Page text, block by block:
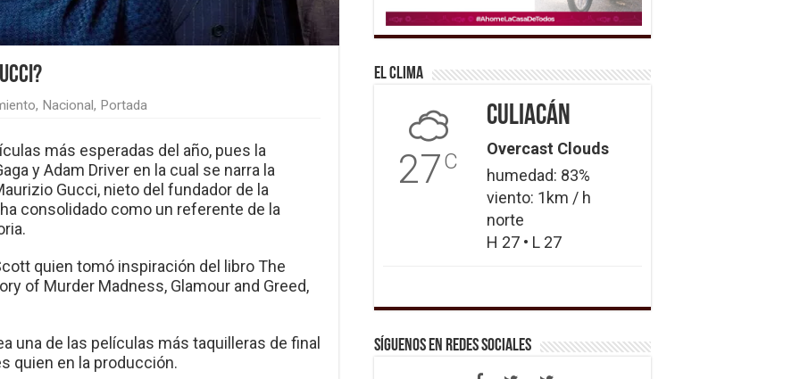
, Nacional, Portada
más esperadas del año, pues la
y Adam Driver en la cual se narra la
Gucci, nieto del fundador de la
consolidado como un referente de la
quien tomó inspiración del libro The
of Murder Madness, Glamour and Greed,
una de las películas más taquilleras de final
quien en la producción.
El Clima
27C
Culiacán
Overcast Clouds
humedad: 83%
viento: 1km / h
norte
H 27 • L 27
Síguenos en Redes Sociales